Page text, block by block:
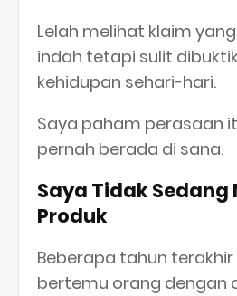
Lelah melihat klaim
indah tetapi sulit
kehidupan sehari-hari.
Saya paham perasaan
pernah berada di sana.
Saya Tidak Sedang
Produk
Beberapa tahun
bertemu orang dengan